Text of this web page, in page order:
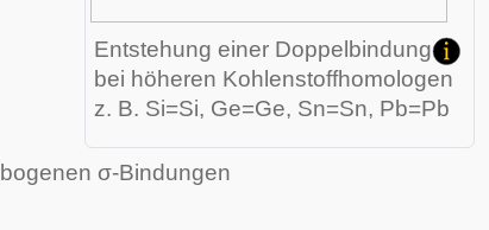
Entstehung einer Doppelbindung
bei höheren Kohlenstoffhomologen
z. B. Si=Si, Ge=Ge, Sn=Sn, Pb=Pb
σ-Bindungen